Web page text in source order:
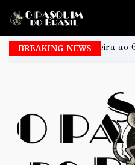
BREAKING NEWS
ao Governo do DF e